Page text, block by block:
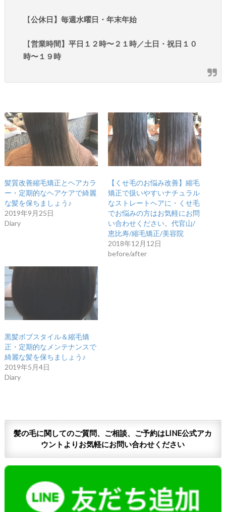
【公休日】毎週水曜日・年末年始
【営業時間】平日１２時〜２１時／土日・祝日１０
時〜１９時
髪質改善縮毛矯正とヘアカラ
ー・定期的なヘアケアで綺麗
な髪を保ちましょう♪
2019年9月25日
Diary
【くせ毛のお悩み改善】縮毛
矯正で扱いやすいナチュラル
なストレートヘアに・くせ毛
でお悩みの方はお気軽にお問
い合わせください。代官山/
恵比寿/縮毛矯正/美容院
2018年12月12日
before/after
黒髪ボブスタイル＆縮毛矯
正・定期的なメンテナンスで
綺麗な髪を保ちましょう♪
2019年5月4日
Diary
髪の毛に関してのご質問、ご相談、ご予約はLINE公式アカ
ウントよりお気軽にお問い合わせください